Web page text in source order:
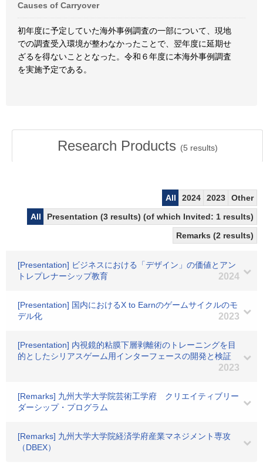
Causes of Carryover
初年度に予定していた海外事例調査の一部について、現地
での調査受入環境が整わなかったことで、翌年度に延期せ
ざるを得ないこととなった。令和６年度に本海外事例調査
を実施予定である。
Research Products (5 results)
All 2024 2023
Other
All
Presentation (3 results) (of which Invited: 1 results)
Remarks (2 results)
[Presentation] ビジネスにおける「デザイン」の価値とアン
トレプレナーシップ教育
2024
[Presentation] 国内におけるX to Earnのゲームサイクルのモ
デル化
2023
[Presentation] 内視鏡的粘膜下層剥離術のトレーニングを目
的としたシリアスゲーム用インターフェースの開発と検証
2023
[Remarks] 九州大学大学院芸術工学府 クリエイティブリー
ダーシップ・プログラム
[Remarks] 九州大学大学院経済学府産業マネジメント専攻
（DBEX）